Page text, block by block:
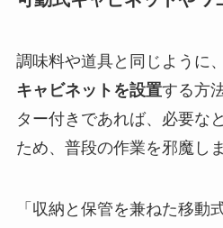
調味料や道具と同じように、
キャビネットを設置する方
ター付きであれば、必要な
ため、普段の作業を邪魔し
「収納と保管を兼ねた移動